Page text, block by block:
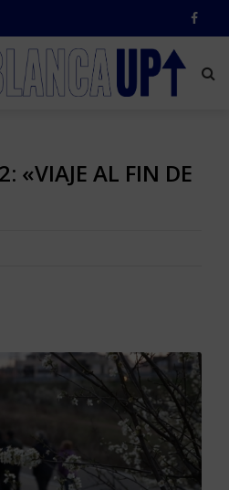
«VIAJE AL FIN DE